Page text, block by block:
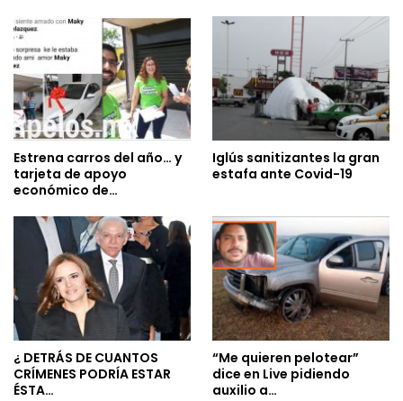
Estrena carros del año… y
tarjeta de apoyo
económico de…
Iglús sanitizantes la gran
estafa ante Covid-19
¿ DETRÁS DE CUANTOS
CRÍMENES PODRÍA ESTAR
ÉSTA…
“Me quieren pelotear”
dice en Live pidiendo
auxilio a…